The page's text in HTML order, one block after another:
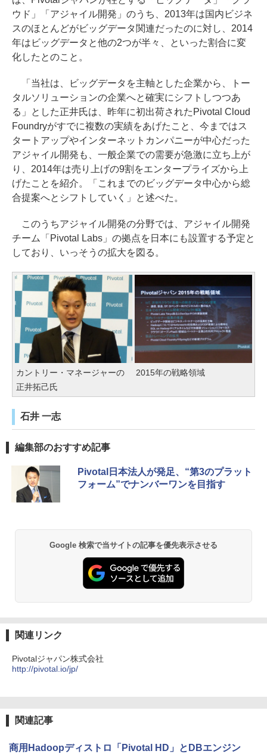
ウド」「アジャイル開発」のうち、2013年は国内ビジネ
スのほとんどがビッグデータ関連だったのに対し、2014
年はビッグデータと他の2つが半々、といった割合に変
化したとのこと。
「当社は、ビッグデータを主軸とした企業から、トー
タルソリューションの企業へと確実にシフトしつつあ
る」とした正井氏は、昨年に初出荷されたPivotal Cloud
Foundryがすでに複数の実績をあげたこと、今まではス
タートアップやインターネットカンパニーが中心だった
アジャイル開発も、一般企業での需要が急激に立ち上が
り、2014年は売り上げの9割をエンタープライズから上
げたことを紹介。「これまでのビッグデータ中心から総
合提案へとシフトしていく」と述べた。
このうちアジャイル開発の分野では、アジャイル開発
チーム「Pivotal Labs」の拠点を日本にも設置する予定と
しており、いっそうの拡大を図る。
カントリー・マネージャーの
正井拓己氏
2015年の戦略領域
石井 一志
編集部のおすすめ記事
Pivotal日本法人が発足、“第3のプラット
フォーム”でナンバーワンを目指す
Google 検索で当サイトの記事を優先表示させる
関連リンク
Pivotalジャパン株式会社
http://pivotal.io/jp/
関連記事
商用Hadoopディストロ「Pivotal HD」とDBエンジン